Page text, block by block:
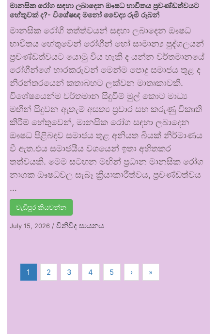
මානසික රෝග සඳහා ලබාදෙන ඖෂධ භාවිතය ප්‍රචණ්ඩත්වයට
හේතුවක් ද?- විශේෂඥ මනෝ වෛද්‍ය රූමි රූබන්
මානසික රෝගී තත්ත්වයන් සඳහා ලබාදෙන ඖෂධ
භාවිතය හේතුවෙන් රෝගීන් හෝ සාමාන්‍ය පුද්ගලයන්
ප්‍රචණ්ඩත්වයට යොමු විය හැකි ද යන්න වර්තමානයේ
රෝගීන්ගේ භාරකරුවන් මෙන්ම පොදු සමාජය තුළ ද
නිරන්තරයෙන් කතාබහට ලක්වන මාතෘකාවකි.
විශේෂයෙන්ම වර්තමාන සිදුවීම් මුල් කොට මාධ්‍ය
මඟින් සිදුවන ඇතැම් අසත්‍ය ප්‍රචාර සහ කරුණු විකෘති
කිරීම් හේතුවෙන්, මානසික රෝග සඳහා ලබාදෙන
ඖෂධ පිළිබඳව සමාජය තුළ අනියත බියක් නිර්මාණය
වී ඇත.එය සමාජයීය වශයෙන් ඉතා අහිතකර
තත්වයකි. මෙම සටහන මඟින් ප්‍රධාන මානසික රෝග
නාශක ඖෂධවල සැබෑ ක්‍රියාකාරීත්වය, ප්‍රචණ්ඩත්වය
…
වැඩිපුර කියවන්න
July 15, 2026 / විනිවිද සායනය
1 2 3 4 5 › »